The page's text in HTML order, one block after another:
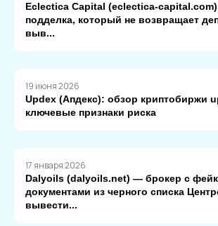
Eclectica Capital (eclectica-
подделка, который не возвращает
выв...
19 июня 2026
Updex (Апдекс): обзор криптобиржи
ключевые признаки риска
17 января 2026
Dalyoils (dalyoils.net) — брокер с
документами из черного списка
вывести...